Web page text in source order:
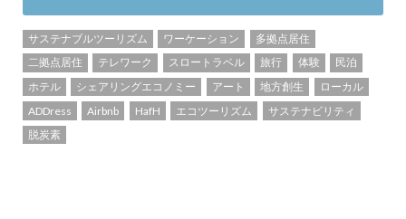
サステナブルツーリズム ワーケーション
多拠点居住
二拠点居住
テレワーク スロートラベル 旅行 体験
民泊
ホテル
シェアリングエコノミー アート 地方創生
ローカル
ADDress
Airbnb HafH エコツーリズム
サステナビリティ
脱炭素